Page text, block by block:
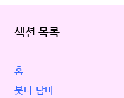
섹션 목록
홈
붓다 담마